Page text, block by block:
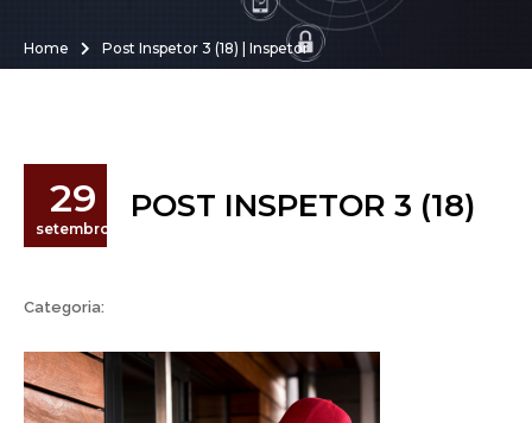
Home Post Inspetor 3 (18) | Inspetor
29
setembro
POST INSPETOR 3 (18)
Categoria: